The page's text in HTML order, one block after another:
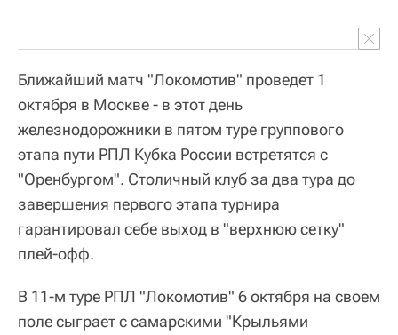
Ближайший матч "Локомотив" проведет 1
октября в Москве - в этот день
железнодорожники в пятом туре группового
этапа пути РПЛ Кубка России встретятся с
"Оренбургом". Столичный клуб за два тура до
завершения первого этапа турнира
гарантировал себе выход в "верхнюю сетку"
плей-офф.
В 11-м туре РПЛ "Локомотив" 6 октября на своем
поле сыграет с самарскими "Крыльями